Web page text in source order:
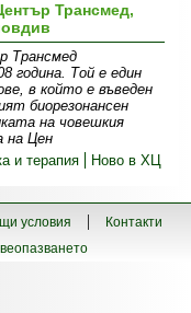
Трансмед,
Трансмед
година. Той е един
в който е въведен
биорезонансен
на човешкия
на Цен
и терапия
Ново в ХЦ
условия
Контакти